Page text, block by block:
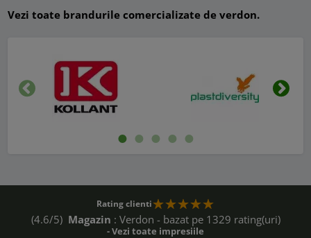
Vezi toate brandurile comercializate de verdon.
Inapoi
Rating clienti
(4.6/5) Magazin : Verdon - bazat pe 1329 rating(uri)
- Vezi toate impresiile